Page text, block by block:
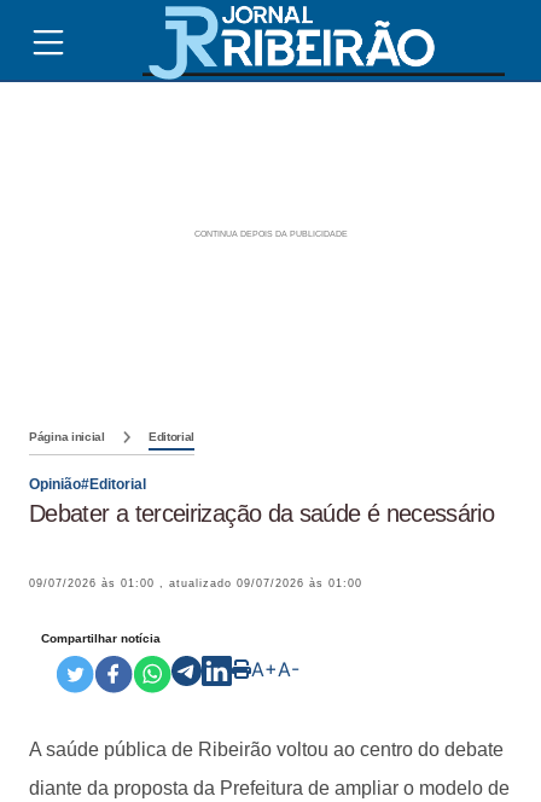
Página inicial Editorial
Opinião#Editorial
Debater a terceirização da saúde é necessário
09/07/2026 às 01:00 , atualizado 09/07/2026 às 01:00
Compartilhar notícia
A+A-
A saúde pública de Ribeirão voltou ao centro do debate
diante da proposta da Prefeitura de ampliar o modelo de